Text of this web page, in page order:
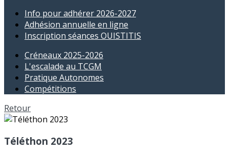
Info pour adhérer 2026-2027
Adhésion annuelle en ligne
Inscription séances OUISTITIS
Créneaux 2025-2026
L'escalade au TCGM
Pratique Autonomes
Compétitions
Retour
Téléthon 2023